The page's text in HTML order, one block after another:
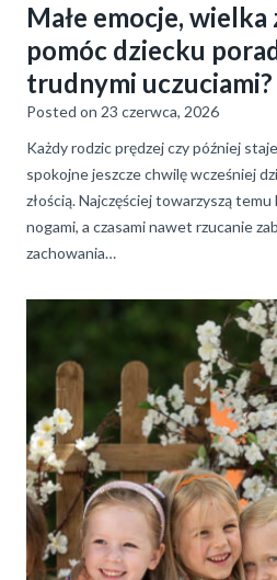
Małe emocje, wielka
pomóc dziecku
trudnymi uczuciami?
Posted on 23 czerwca, 2026
Każdy rodzic prędzej czy później
spokojne jeszcze chwilę wcześniej
złością. Najczęściej towarzyszą temu
nogami, a czasami nawet rzucanie
zachowania…